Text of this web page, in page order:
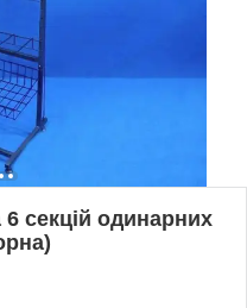
секцій одинарних